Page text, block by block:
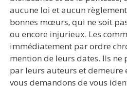
aucune loi et aucun
bonnes mœurs, qui ne soit
ou encore injurieux. Les
immédiatement par ordre
mention de leurs dates. Ils ne
par leurs auteurs et demeure
vous demandons de vous